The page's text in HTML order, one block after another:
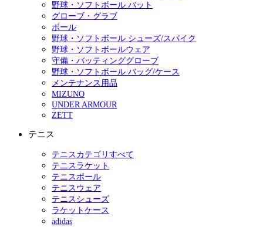
野球・ソフトボール バット
グローブ・グラブ
ボール
野球・ソフトボール シューズ/スパイク
野球・ソフトボールウェア
守備・バッティンググローブ
野球・ソフトボール バッグ/ケース
メンテナンス用品
MIZUNO
UNDER ARMOUR
ZETT
テニス
テニスカテゴリすべて
テニスラケット
テニスボール
テニスウェア
テニスシューズ
ラケットケース
adidas